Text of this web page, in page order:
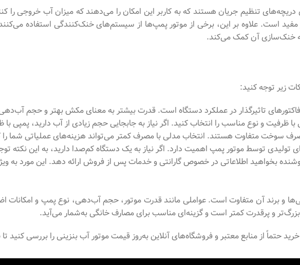
تنظیم جریان هستند که به کاربر این امکان را می‌دهند که میزان آب خروجی را
است. علاوه بر این، برخی از موتور پمپ‌ها از سیستم‌های خنک‌کنندگی استفاده
خنک‌سازی آن کمک می‌کند.
زیر توجه کنید:
تاثیرگذار در عملکرد دستگاه است. قدرت بیشتر به معنای مکش بهتر و حجم
ظرفیت و نوع مناسب را انتخاب کنید. اگر نیاز به جابجایی حجم زیادی از آب دارید، پمپی با
سوخت متفاوت هستند. انتخاب مدلی با مصرف کمتر می‌تواند هزینه‌های عملیاتی شما
تولیدی توسط موتور پمپ اهمیت دارد. اگر نیاز به یک دستگاه کم‌صدا دارید، به این نکته
بخواهید اطلاعاتی در خصوص گارانتی و خدمات پس از فروش ارائه دهد. این مورد به
و برند آن متفاوت است. عواملی مانند قدرت موتور، حجم آب‌دهی، نوع پمپ و امکانات
و پرقدرت کمتر است و گزینه‌ای مناسب برای مصارف خانگی به‌شمار می‌آید.
حتماً از منابع معتبر و فروشگاه‌های آنلاین به‌روز قیمت موتور آب بنزینی را بررسی کنید